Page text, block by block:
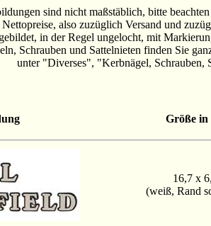
sind nicht maßstäblich, bitte
also zuzüglich Versand und
in der Regel ungelocht, mit
Schrauben und Sattelnieten finden Sie
unter "Diverses", "Kerbnägel, Schrauben,
Größe in
16,7 x
(weiß, Rand